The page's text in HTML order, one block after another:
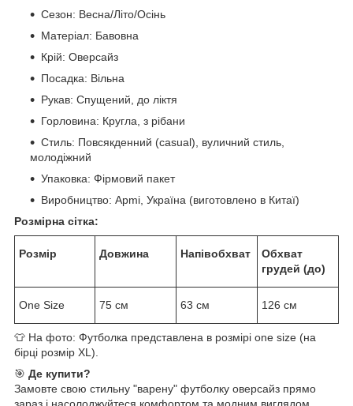
Сезон: Весна/Літо/Осінь
Матеріал: Бавовна
Крій: Оверсайз
Посадка: Вільна
Рукав: Спущений, до ліктя
Горловина: Кругла, з рібани
Стиль: Повсякденний (casual), вуличний стиль,
молодіжний
Упаковка: Фірмовий пакет
Виробництво: Apmi, Україна (виготовлено в Китаї)
Розмірна сітка:
Розмір Довжина Напівобхват
Обхват
грудей (до)
One Size 75 см 63 см 126 см
👕 На фото: Футболка представлена в розмірі one size (на
бірці розмір XL).
🎯 Де купити?
Замовте свою стильну "варену" футболку оверсайз прямо
зараз і насолоджуйтеся комфортом та модним виглядом.